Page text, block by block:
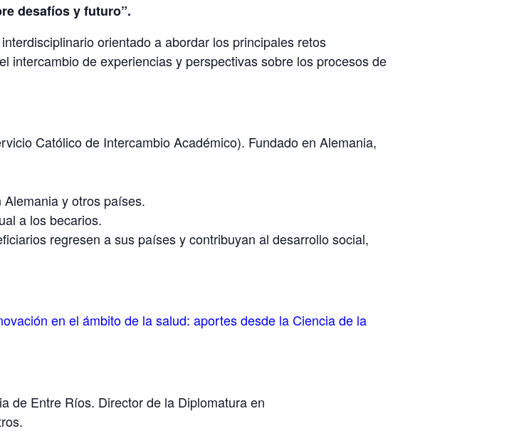
desafíos y futuro”.
orientado a abordar los principales retos
intercambio de experiencias y perspectivas sobre los procesos de
Católico de Intercambio Académico). Fundado en Alemania,
y otros países.
a los becarios.
regresen a sus países y contribuyan al desarrollo social,
en el ámbito de la salud: aportes desde la Ciencia de la
de Entre Ríos. Director de la Diplomatura en